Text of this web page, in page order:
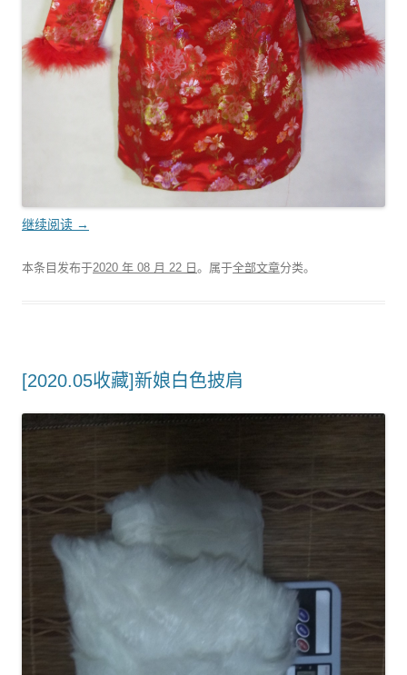
继续阅读 →
本条目发布于2020 年 08 月 22 日 。属于全部文章分类。
[2020.05收藏]新娘白色披肩